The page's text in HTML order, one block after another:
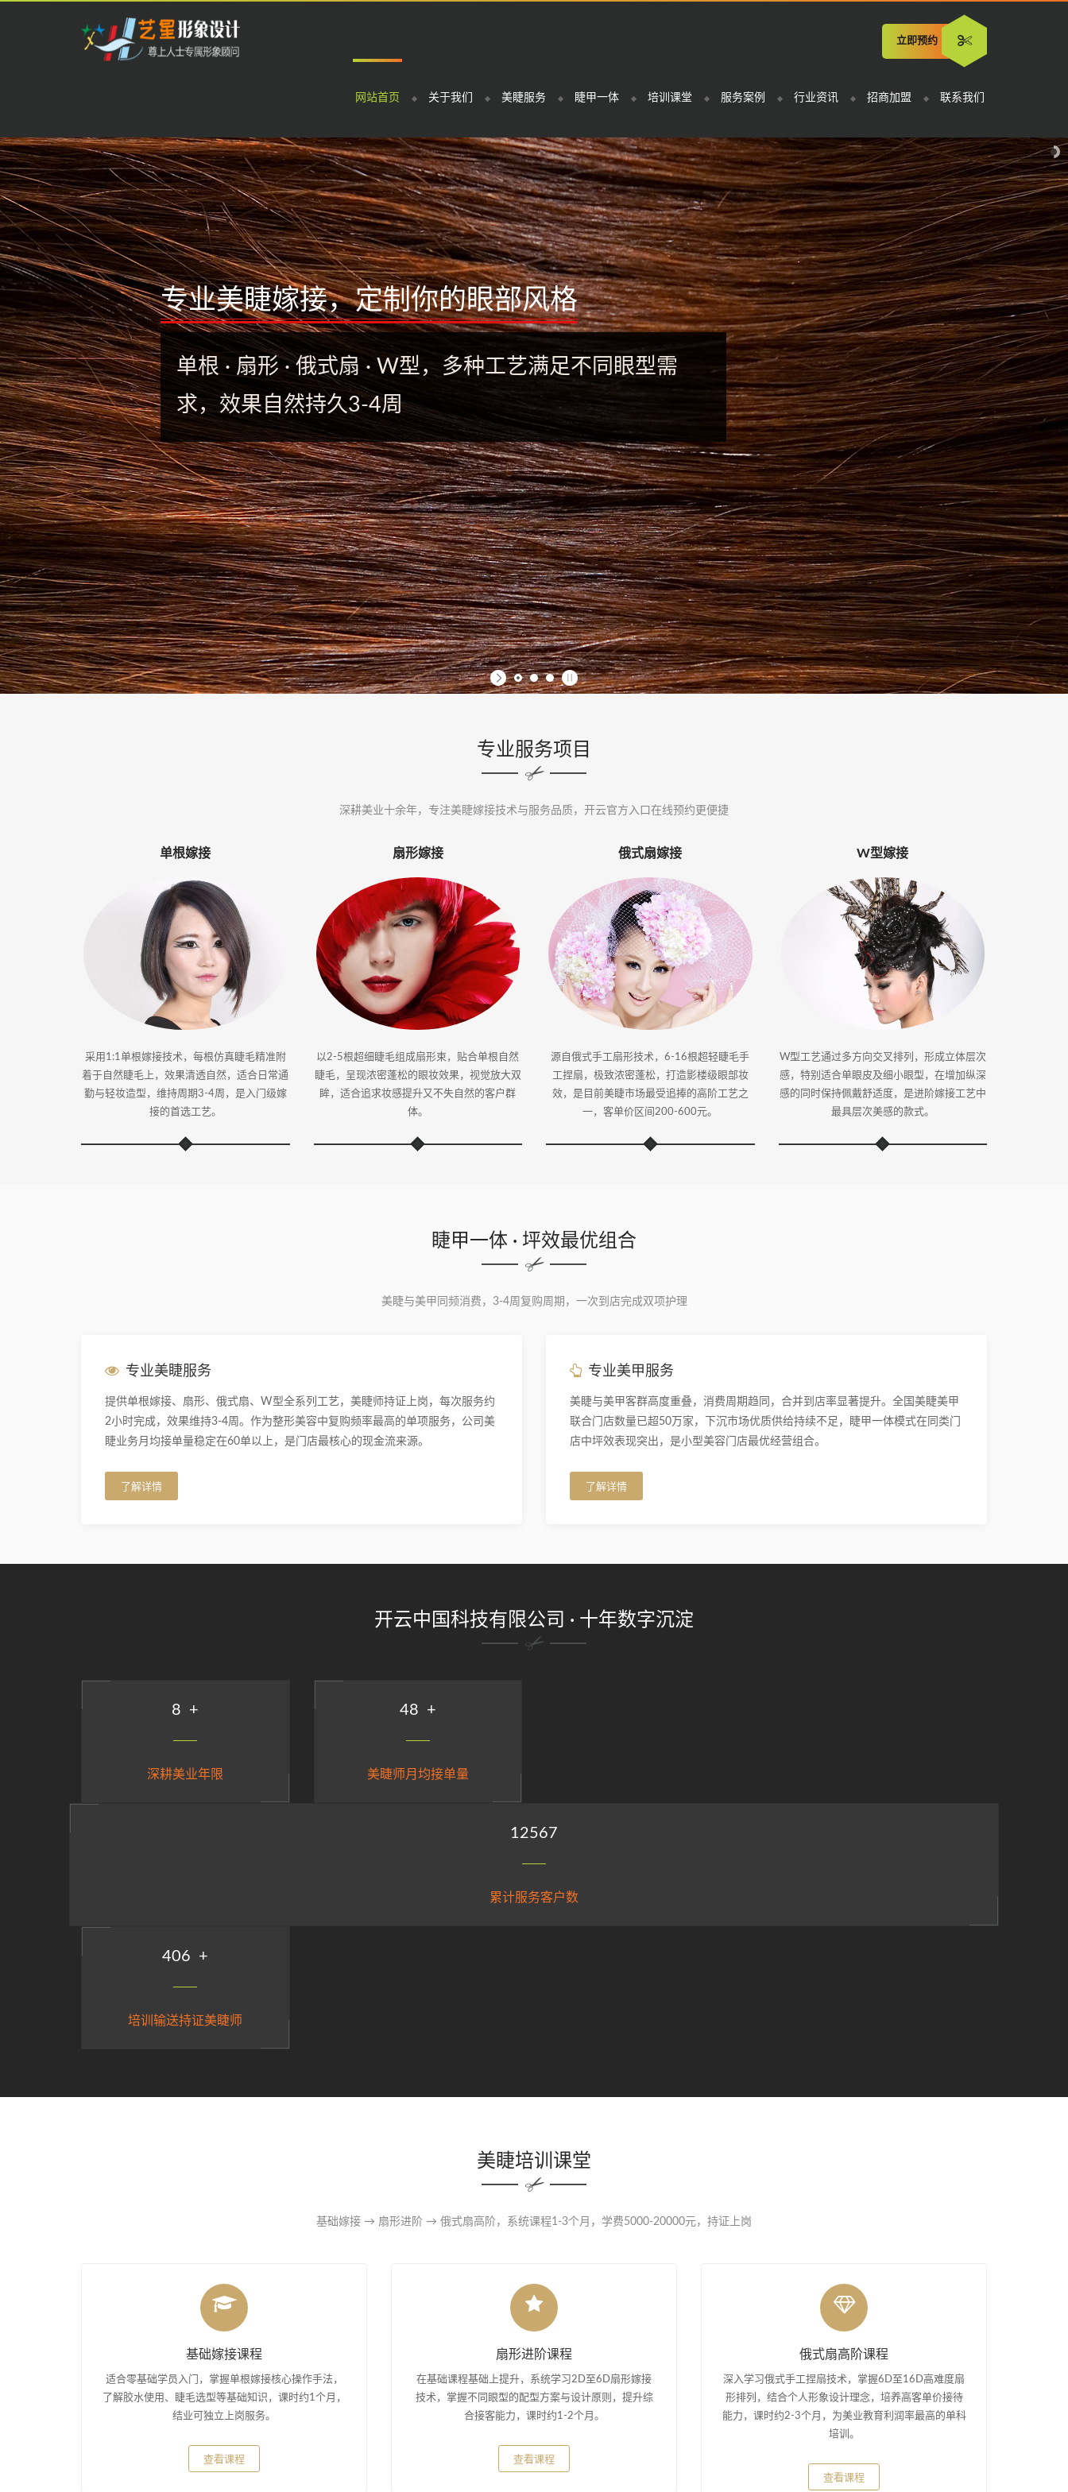
科
技
有
限
公
司
-
专
业
美
睫
嫁
接
·
睫
甲
立即预约
网站首页 关于我们 美睫服务 睫甲一体 培训课堂 服务案例 行业资讯 招商加盟 联系我们
专业美睫嫁接，定制你的眼部风格
单根 · 扇形 · 俄式扇 · W型，多种工艺满足不同眼型需
求，效果自然持久3-4周
专业服务项目
深耕美业十余年，专注美睫嫁接技术与服务品质，开云官方入口在线预约更便捷
单根嫁接
采用1:1单根嫁接技术，每根仿真睫毛精准附
着于自然睫毛上，效果清透自然，适合日常通
勤与轻妆造型，维持周期3-4周，是入门级嫁
接的首选工艺。
扇形嫁接
以2-5根超细睫毛组成扇形束，贴合单根自然
睫毛，呈现浓密蓬松的眼妆效果，视觉放大双
眸，适合追求妆感提升又不失自然的客户群
体。
俄式扇嫁接
源自俄式手工扇形技术，6-16根超轻睫毛手
工捏扇，极致浓密蓬松，打造影楼级眼部妆
效，是目前美睫市场最受追捧的高阶工艺之
一，客单价区间200-600元。
W型嫁接
W型工艺通过多方向交叉排列，形成立体层次
感，特别适合单眼皮及细小眼型，在增加纵深
感的同时保持佩戴舒适度，是进阶嫁接工艺中
最具层次美感的款式。
睫甲一体 · 坪效最优组合
美睫与美甲同频消费，3-4周复购周期，一次到店完成双项护理
专业美睫服务
提供单根嫁接、扇形、俄式扇、W型全系列工艺，美睫师持证上岗，每次服务约
2小时完成，效果维持3-4周。作为整形美容中复购频率最高的单项服务，公司美
睫业务月均接单量稳定在60单以上，是门店最核心的现金流来源。
了解详情
专业美甲服务
美睫与美甲客群高度重叠，消费周期趋同，合并到店率显著提升。全国美睫美甲
联合门店数量已超50万家，下沉市场优质供给持续不足，睫甲一体模式在同类门
店中坪效表现突出，是小型美容门店最优经营组合。
了解详情
开云中国科技有限公司 · 十年数字沉淀
9 +
深耕美业年限
59 +
美睫师月均接单量
15314
累计服务客户数
495 +
培训输送持证美睫师
美睫培训课堂
基础嫁接 → 扇形进阶 → 俄式扇高阶，系统课程1-3个月，学费5000-20000元，持证上岗
基础嫁接课程
适合零基础学员入门，掌握单根嫁接核心操作手法，
了解胶水使用、睫毛选型等基础知识，课时约1个月，
结业可独立上岗服务。
查看课程
扇形进阶课程
在基础课程基础上提升，系统学习2D至6D扇形嫁接
技术，掌握不同眼型的配型方案与设计原则，提升综
合接客能力，课时约1-2个月。
查看课程
俄式扇高阶课程
深入学习俄式手工捏扇技术，掌握6D至16D高难度扇
形排列，结合个人形象设计理念，培养高客单价接待
能力，课时约2-3个月，为美业教育利润率最高的单科
培训。
查看课程